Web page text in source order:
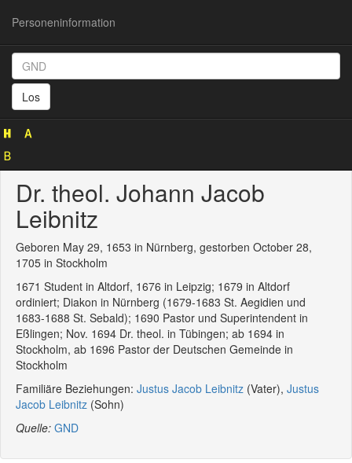
Personeninformation
Los
Personeninformation
115801774)
Dr. theol. Johann Jacob
Leibnitz
Geboren May 29, 1653 in Nürnberg, gestorben October 28,
1705 in Stockholm
1671 Student in Altdorf, 1676 in Leipzig; 1679 in Altdorf
ordiniert; Diakon in Nürnberg (1679-1683 St. Aegidien und
1683-1688 St. Sebald); 1690 Pastor und Superintendent in
Eßlingen; Nov. 1694 Dr. theol. in Tübingen; ab 1694 in
Stockholm, ab 1696 Pastor der Deutschen Gemeinde in
Stockholm
Familiäre Beziehungen: Justus Jacob Leibnitz (Vater), Justus
Jacob Leibnitz (Sohn)
Quelle: GND